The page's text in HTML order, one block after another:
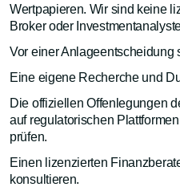
Wertpapieren. Wir sind keine
Broker oder
Vor einer Anlageentscheidung
Eine eigene Recherche und
Die offiziellen Offenlegungen
auf regulatorischen
prüfen.
Einen lizenzierten
konsultieren.